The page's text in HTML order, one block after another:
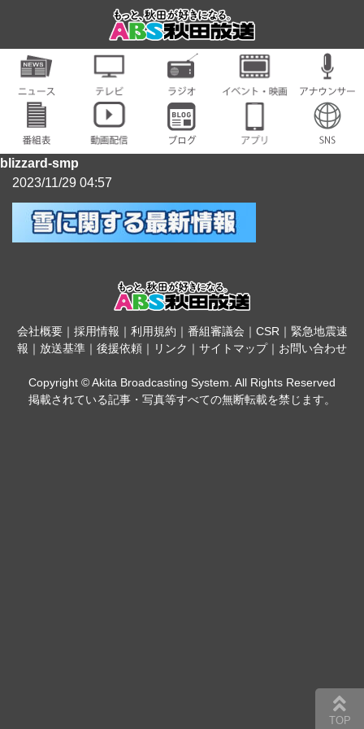
blizzard-smp
2023/11/29 04:57
会社概要｜ 採用情報 ｜ 利用規約 ｜ 番組審議会 ｜ CSR｜ 緊急地震速
報 ｜ 放送基準 ｜ 後援依頼 ｜ リンク ｜ サイトマップ｜ お問い合わせ
Copyright © Akita Broadcasting System. All Rights Reserved
掲載されている記事・写真等すべての無断転載を禁じます。